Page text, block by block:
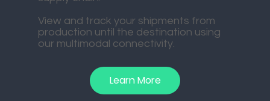
Learn More
View and track your shipments from
production until the destination using
our multimodal connectivity.